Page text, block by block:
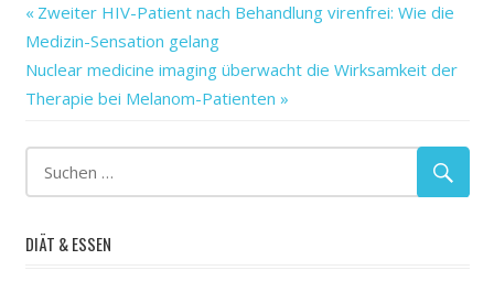
Babys
Bakterien:
Besonderes
Fleisch
Forscher
hohe
Beitragsnavigation
Vorheriger
Beitrag:
Zweiter HIV-Patient nach Behandlung virenfrei: Wie die
Medizin-Sensation gelang
Nächster
Beitrag:
Nuclear medicine imaging überwacht die Wirksamkeit der
Therapie bei Melanom-Patienten
DIÄT & ESSEN